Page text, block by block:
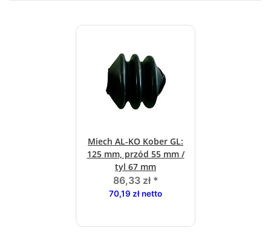
Miech AL-KO Kober GL:
125 mm, przód 55 mm /
tyl 67 mm
86,33 zł *
70,19 zł netto